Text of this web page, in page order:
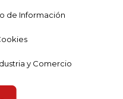
de Información
y Comercio